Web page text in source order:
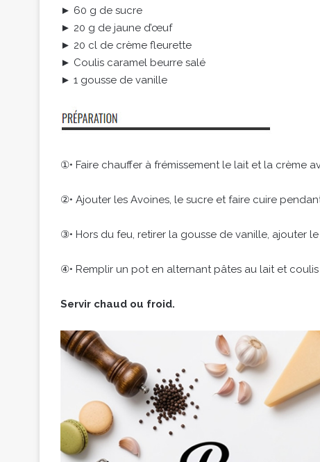
► 60 g de sucre
► 20 g de jaune d’œuf
► 20 cl de crème fleurette
► Coulis caramel beurre salé
► 1 gousse de vanille
①• Faire chauffer à frémissement le lait et la crème
②• Ajouter les Avoines, le sucre et faire cuire
③• Hors du feu, retirer la gousse de vanille, ajouter
④• Remplir un pot en alternant pâtes au lait et
Servir chaud ou froid.